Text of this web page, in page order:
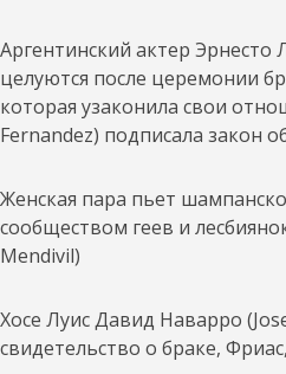
Аргентинский актер Эрнесто
целуются после церемонии
которая узаконила свои
Fernandez) подписала закон
Женская пара пьет
сообществом геев и
Mendivil)
Хосе Луис Давид Наварро
свидетельство о браке,